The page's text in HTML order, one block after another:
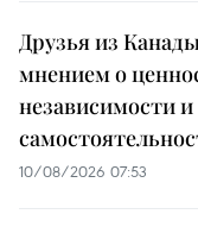
Друзья из
мнением о
независимости и
10/08/2026 07:53